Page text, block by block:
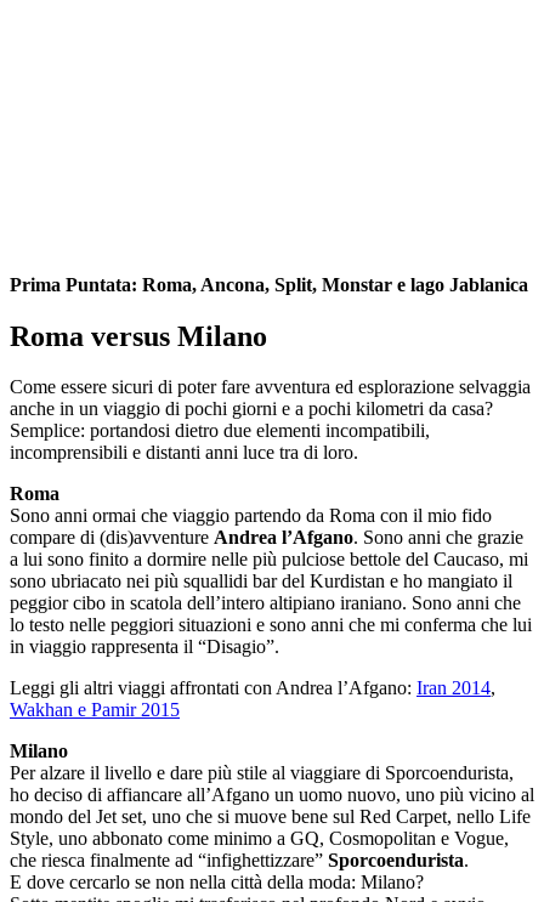
Prima Puntata: Roma, Ancona, Split, Monstar e lago Jablanica
Roma versus Milano
Come essere sicuri di poter fare avventura ed esplorazione selvaggia
anche in un viaggio di pochi giorni e a pochi kilometri da casa?
Semplice: portandosi dietro due elementi incompatibili,
incomprensibili e distanti anni luce tra di loro.
Roma
Sono anni ormai che viaggio partendo da Roma con il mio fido
compare di (dis)avventure Andrea l’Afgano. Sono anni che grazie
a lui sono finito a dormire nelle più pulciose bettole del Caucaso, mi
sono ubriacato nei più squallidi bar del Kurdistan e ho mangiato il
peggior cibo in scatola dell’intero altipiano iraniano. Sono anni che
lo testo nelle peggiori situazioni e sono anni che mi conferma che lui
in viaggio rappresenta il “Disagio”.
Leggi gli altri viaggi affrontati con Andrea l’Afgano: Iran 2014,
Wakhan e Pamir 2015
Milano
Per alzare il livello e dare più stile al viaggiare di Sporcoendurista,
ho deciso di affiancare all’Afgano un uomo nuovo, uno più vicino al
mondo del Jet set, uno che si muove bene sul Red Carpet, nello Life
Style, uno abbonato come minimo a GQ, Cosmopolitan e Vogue,
che riesca finalmente ad “infighettizzare” Sporcoendurista.
E dove cercarlo se non nella città della moda: Milano?